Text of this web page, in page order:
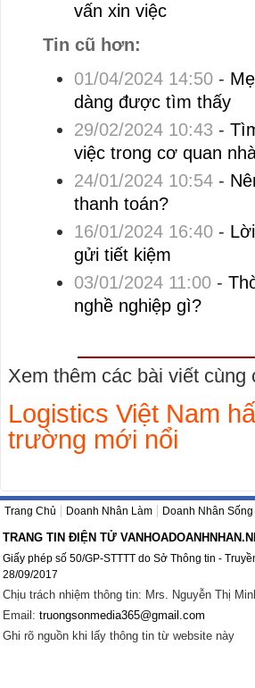
vấn xin việc
Tin cũ hơn:
01/04/2024 14:50-
dàng được tìm thấy
29/02/2024 10:43 -
việc trong cơ quan
24/01/2024 10:54-
thanh toán?
16/01/2024 16:40-
gửi tiết kiệm
03/01/2024 11:00-
nghề nghiệp gì?
Xem thêm các bài viết
Logistics Việt Nam
trường mới nổi
Trang Chủ Doanh Nhân Làm Doanh Nhân Sống
TRANG TIN ĐIỆN TỬ
Giấy phép số 50/GP-STTTT do Sở Thông tin -
28/09/2017
Chịu trách nhiệm thông tin: Mrs. Nguyễn Thị
Email: truongsonmedia365@gmail.com
Ghi rõ nguồn khi lấy thông tin từ website này